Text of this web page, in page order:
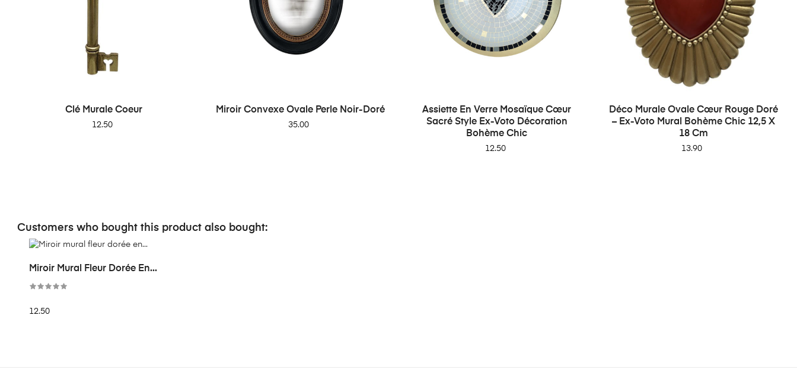
Clé Murale Coeur
Price
12.50
Miroir Convexe Ovale Perle Noir-Doré
Price
35.00
Assiette En Verre Mosaïque Cœur
Sacré Style Ex-Voto Décoration
Bohème Chic
Price
12.50
Déco Murale Ovale Cœur Rouge Doré
– Ex-Voto Mural Bohème Chic 12,5 X
18 Cm
Price
13.90
Customers who bought this product also bought:
Miroir Mural Fleur Dorée En...
12.50